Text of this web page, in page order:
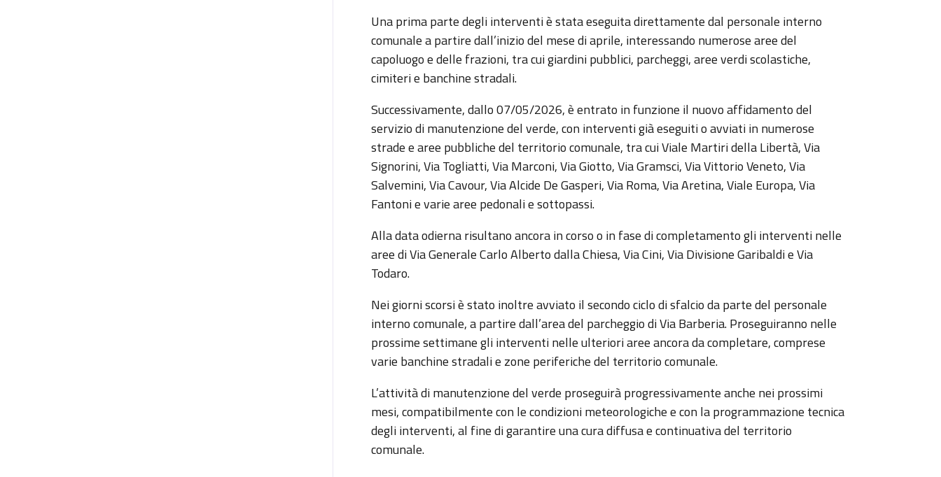
Una prima parte degli interventi è stata eseguita direttamente dal personale interno
comunale a partire dall’inizio del mese di aprile, interessando numerose aree del
capoluogo e delle frazioni, tra cui giardini pubblici, parcheggi, aree verdi scolastiche,
cimiteri e banchine stradali.
Successivamente, dallo 07/05/2026, è entrato in funzione il nuovo affidamento del
servizio di manutenzione del verde, con interventi già eseguiti o avviati in numerose
strade e aree pubbliche del territorio comunale, tra cui Viale Martiri della Libertà, Via
Signorini, Via Togliatti, Via Marconi, Via Giotto, Via Gramsci, Via Vittorio Veneto, Via
Salvemini, Via Cavour, Via Alcide De Gasperi, Via Roma, Via Aretina, Viale Europa, Via
Fantoni e varie aree pedonali e sottopassi.
Alla data odierna risultano ancora in corso o in fase di completamento gli interventi nelle
aree di Via Generale Carlo Alberto dalla Chiesa, Via Cini, Via Divisione Garibaldi e Via
Todaro.
Nei giorni scorsi è stato inoltre avviato il secondo ciclo di sfalcio da parte del personale
interno comunale, a partire dall’area del parcheggio di Via Barberia. Proseguiranno nelle
prossime settimane gli interventi nelle ulteriori aree ancora da completare, comprese
varie banchine stradali e zone periferiche del territorio comunale.
L’attività di manutenzione del verde proseguirà progressivamente anche nei prossimi
mesi, compatibilmente con le condizioni meteorologiche e con la programmazione tecnica
degli interventi, al fine di garantire una cura diffusa e continuativa del territorio
comunale.